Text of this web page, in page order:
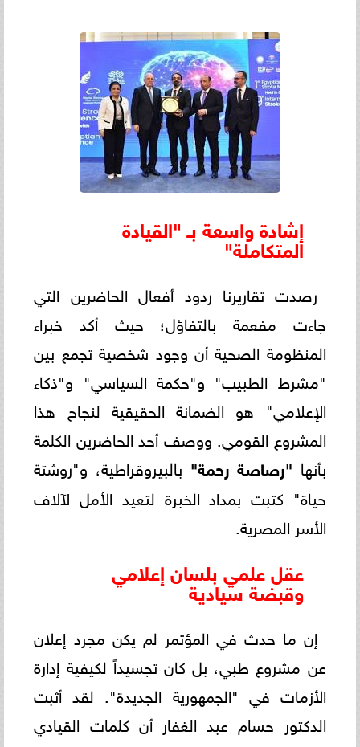
إشادة واسعة بـ "القيادة
المتكاملة"
رصدت تقاريرنا ردود أفعال الحاضرين التي
جاءت مفعمة بالتفاؤل؛ حيث أكد خبراء
المنظومة الصحية أن وجود شخصية تجمع بين
"مشرط الطبيب" و"حكمة السياسي" و"ذكاء
الإعلامي" هو الضمانة الحقيقية لنجاح هذا
المشروع القومي. ووصف أحد الحاضرين الكلمة
بأنها "رصاصة رحمة" بالبيروقراطية، و"روشتة
حياة" كتبت بمداد الخبرة لتعيد الأمل لآلاف
الأسر المصرية.
عقل علمي بلسان إعلامي
وقبضة سيادية
إن ما حدث في المؤتمر لم يكن مجرد إعلان
عن مشروع طبي، بل كان تجسيداً لكيفية إدارة
الأزمات في "الجمهورية الجديدة". لقد أثبت
الدكتور حسام عبد الغفار أن كلمات القيادي